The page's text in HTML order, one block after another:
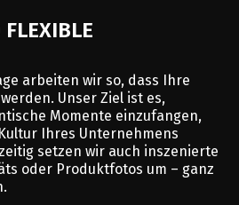
arbeiten wir so, dass Ihre
Unser Ziel ist es,
Momente einzufangen,
Ihres Unternehmens
setzen wir auch inszenierte
oder Produktfotos um – ganz